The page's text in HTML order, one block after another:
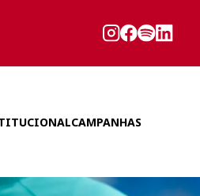
CAMPANHAS